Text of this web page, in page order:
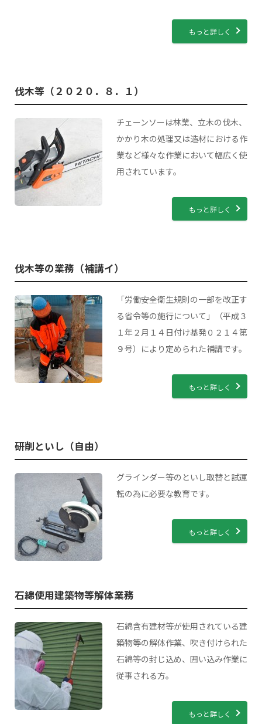
もっと詳しく
伐木等（２０２０．８．１）
チェーンソーは林業、立木の伐木、
かかり木の処理又は造材における作
業など様々な作業において幅広く使
用されています。
もっと詳しく
伐木等の業務（補講イ）
「労働安全衛生規則の一部を改正す
る省令等の施行について」（平成３
１年２月１４日付け基発０２１４第
９号）により定められた補講です。
もっと詳しく
研削といし（自由）
グラインダー等のといし取替と試運
転の為に必要な教育です。
もっと詳しく
石綿使用建築物等解体業務
石綿含有建材等が使用されている建
築物等の解体作業、吹き付けられた
石綿等の封じ込め、囲い込み作業に
従事される方。
もっと詳しく